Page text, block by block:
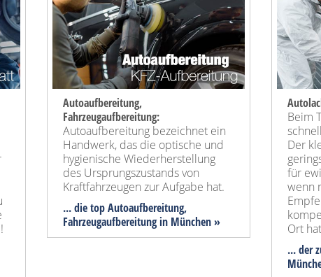
Autoaufbereitung,
Fahrzeugaufbereitung:
Autoaufbereitung bezeichnet ein
Handwerk, das die optische und
hygienische Wiederherstellung
des Ursprungszustands von
Kraftfahrzeugen zur Aufgabe hat.
... die top Autoaufbereitung,
Fahrzeugaufbereitung in München »
Beim
Der
für
wenn
Ort
... der